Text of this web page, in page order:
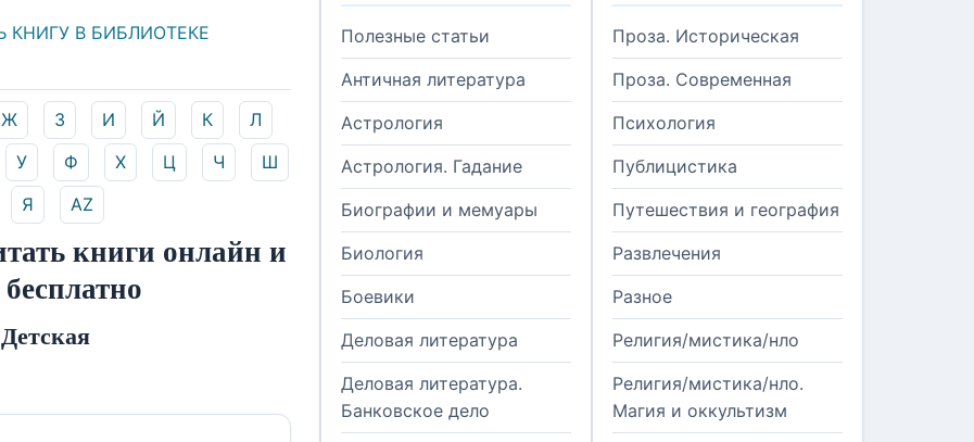
КНИГУ В БИБЛИОТЕКЕ
Ж З И Й К
Л
У Ф Х Ц Ч
Ш
Я AZ
книги онлайн и
Полезные статьи
Античная литература
Астрология
Астрология. Гадание
Биографии и мемуары
Биология
Боевики
Деловая литература
Деловая литература.
Банковское дело
Проза. Историческая
Проза. Современная
Психология
Публицистика
Путешествия и география
Развлечения
Разное
Религия/мистика/нло
Религия/мистика/нло.
Магия и оккультизм